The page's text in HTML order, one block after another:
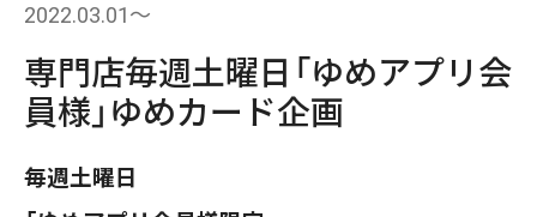
2022.03.01〜
専門店毎週土曜日「ゆめアプリ会
員様」ゆめカード企画
毎週土曜日